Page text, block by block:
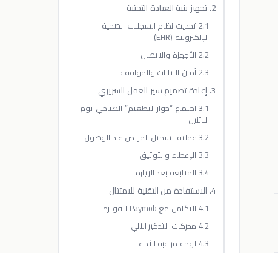
2. تجهيز بنية العيادة التحتية
2.1 تحديث نظام السجلات الصحية
الإلكترونية (EHR)
2.2 الأجهزة والاتصال
2.3 أمان البيانات والموافقة
3. إعادة تصميم سير العمل السريري
3.1 اجتماع “حوار التطعيم” الصباحي يوم
الاثنين
3.2 عملية تسجيل المريض عند الوصول
3.3 الإعطاء والتوثيق
3.4 المتابعة بعد الزيارة
4. الاستفادة من التقنية للامتثال
4.1 التكامل مع Paymob للفوترة
4.2 محركات التذكير الآلي
4.3 لوحة مراقبة الأداء